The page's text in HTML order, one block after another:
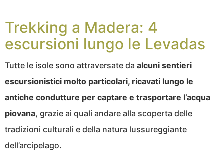
Trekking a Madera: 4
escursioni lungo le Levadas
Tutte le isole sono attraversate da alcuni sentieri
escursionistici molto particolari, ricavati lungo le
antiche condutture per captare e trasportare l’acqua
piovana, grazie ai quali andare alla scoperta delle
tradizioni culturali e della natura lussureggiante
dell’arcipelago.